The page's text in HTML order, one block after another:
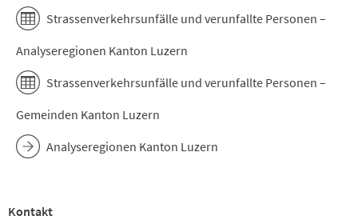
Strassenverkehrsunfälle und verunfallte Personen –
Analyseregionen Kanton Luzern
Strassenverkehrsunfälle und verunfallte Personen –
Gemeinden Kanton Luzern
Analyseregionen Kanton Luzern
Kontakt